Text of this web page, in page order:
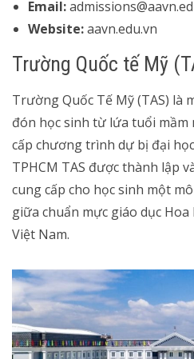
Email:
Website:aavn.edu.vn
Trường Quốc tế Mỹ
Trường Quốc Tế Mỹ (TAS) là
đón học sinh từ lứa tuổi mầm
cấp chương trình dự bị đại
TPHCM TAS được thành lập
cung cấp cho học sinh một
giữa chuẩn mực giáo dục Hoa
Việt Nam.